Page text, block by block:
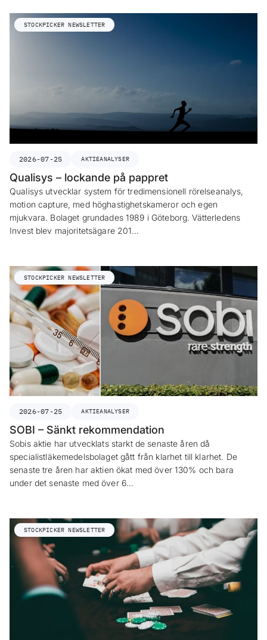
STOCKPICKER NEWSLETTER
2026-07-25 AKTIEANALYSER
Qualisys – lockande på pappret
Qualisys utvecklar system för tredimensionell rörelseanalys,
motion capture, med höghastighetskameror och egen
mjukvara. Bolaget grundades 1989 i Göteborg. Vätterledens
Invest blev majoritetsägare 201…
STOCKPICKER NEWSLETTER
2026-07-25 AKTIEANALYSER
SOBI – Sänkt rekommendation
Sobis aktie har utvecklats starkt de senaste åren då
specialistläkemedelsbolaget gått från klarhet till klarhet. De
senaste tre åren har aktien ökat med över 130% och bara
under det senaste med över 6…
STOCKPICKER NEWSLETTER